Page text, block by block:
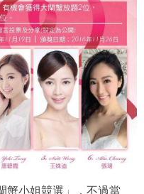
蟹小姐競選」，不過當